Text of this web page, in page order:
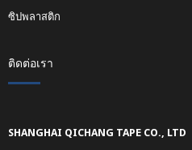
ซิปพลาสติก
ติดต่อเรา
SHANGHAI QICHANG TAPE CO., LTD